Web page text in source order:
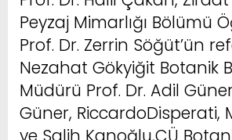
Peyzaj Mimarlığı Bölümü
Prof. Dr. Zerrin Söğüt’ün
Nezahat Gökyiğit Botanik
Müdürü Prof. Dr. Adil
Güner, RiccardoDisperati,